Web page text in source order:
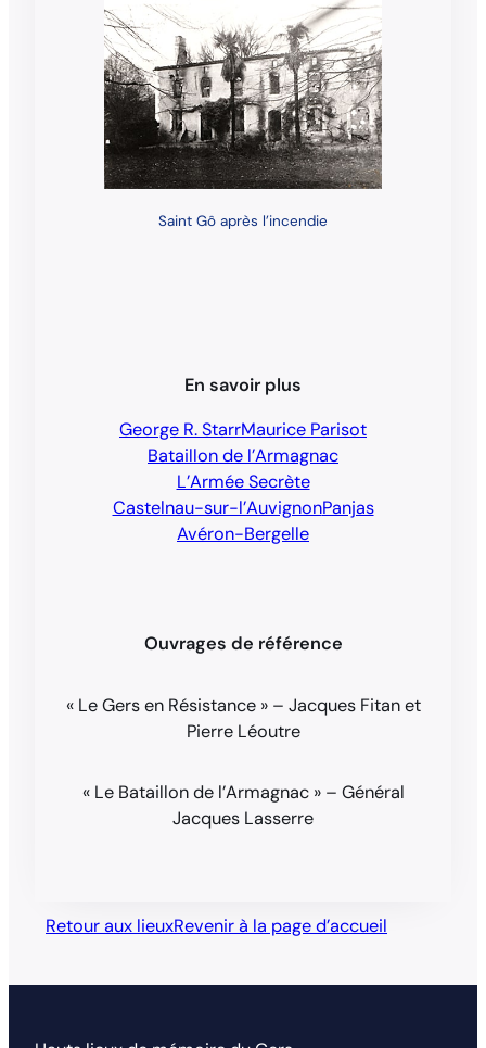
Saint Gô après l’incendie
En savoir plus
George R. StarrMaurice Parisot
Bataillon de l’Armagnac
L’Armée Secrète
Castelnau-sur-l’AuvignonPanjas
Avéron-Bergelle
Ouvrages de référence
« Le Gers en Résistance » – Jacques Fitan et
Pierre Léoutre
« Le Bataillon de l’Armagnac » – Général
Jacques Lasserre
Retour aux lieuxRevenir à la page d’accueil